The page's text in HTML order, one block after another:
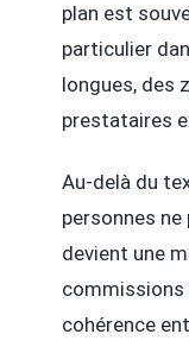
plan est
particulier
longues, des
prestataires
Au-delà du
personnes
devient une
commissions
cohérence